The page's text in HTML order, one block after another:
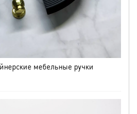
мебельные ручки